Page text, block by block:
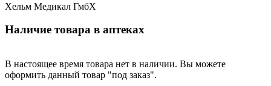
Хельм Медикал ГмбХ
Наличие товара в аптеках
В настоящее время товара нет в наличии. Вы можете
оформить данный товар "под заказ".